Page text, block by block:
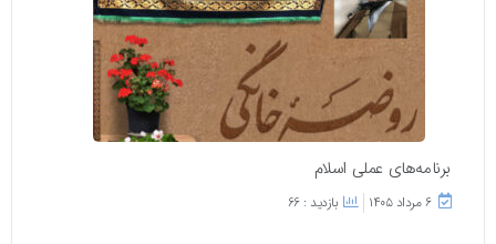
برنامه‌های عملی اسلام
۶ مرداد ۱۴۰۵ بازدید : 66